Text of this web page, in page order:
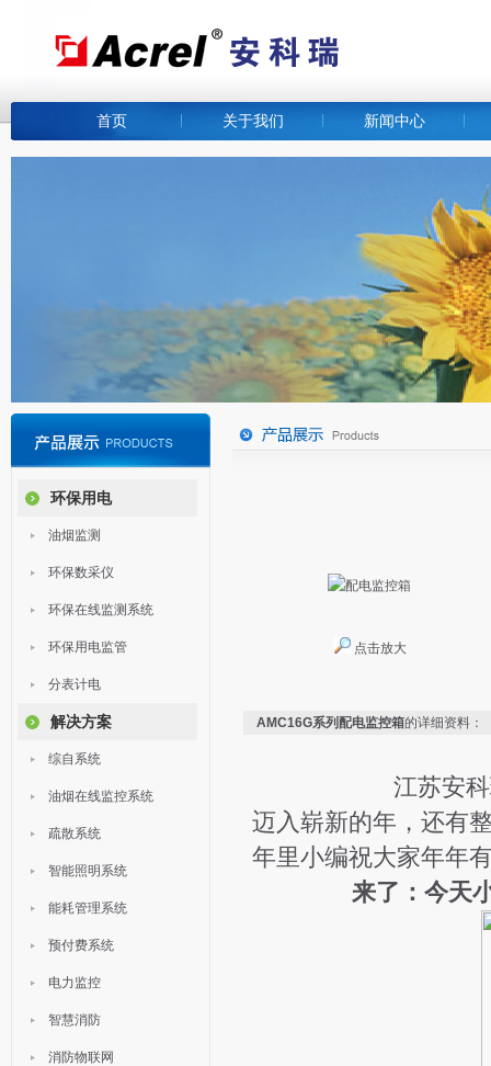
首页 关于我们 新闻中心
环保用电
油烟监测
环保数采仪
环保在线监测系统
环保用电监管
分表计电
解决方案
综自系统
油烟在线监控系统
疏散系统
智能照明系统
能耗管理系统
预付费系统
电力监控
智慧消防
消防物联网
点击放大
AMC16G系列配电监控箱的详细资料：
江苏安
迈入崭新的年，还有
年里小编祝大家年年
来了：今天